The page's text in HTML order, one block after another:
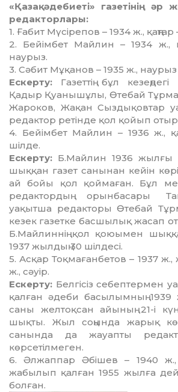
«Қазақ әдебиеті» газетінің
редакторлары:
1. Ғабит Мүсірепов – 1934 ж., қаңтар
2. Бейімбет Майлин – 1934 ж.,
наурыз.
3. Сәбит Мұқанов – 1935 ж., наурыз
Ескерту: Газеттің бұл
Қадыр Қуанышұлы, Өтебай
Жароков, Жақан Сыздықовтар
редактор ретінде қол қойып
4. Бейімбет Майлин – 1936 ж.,
шілде.
Ескерту: Б.Майлин 1936 жылғы
шыққан газет санынан кейін
ай бойы қол қоймаған. Бұл
редактордың орынбасары
уақытша редакторы Өтебай
кезек газетке басшылық жасап
Б.Майлиннің қол қоюымен
1937 жылдың 30 шілдесі.
5. Асқар Тоқмағанбетов – 1937 ж.,
ж., сәуір.
Ескерту: Белгісіз себептермен
қалған әдеби басылымның
саны желтоқсан айының 21-і
шықты. Жыл соңында жарық
санында да жауапты
көрсетілмеген.
6. Әлжаппар Әбішев – 1940 ж.,
жабылып қалған 1955 жылға
болған.